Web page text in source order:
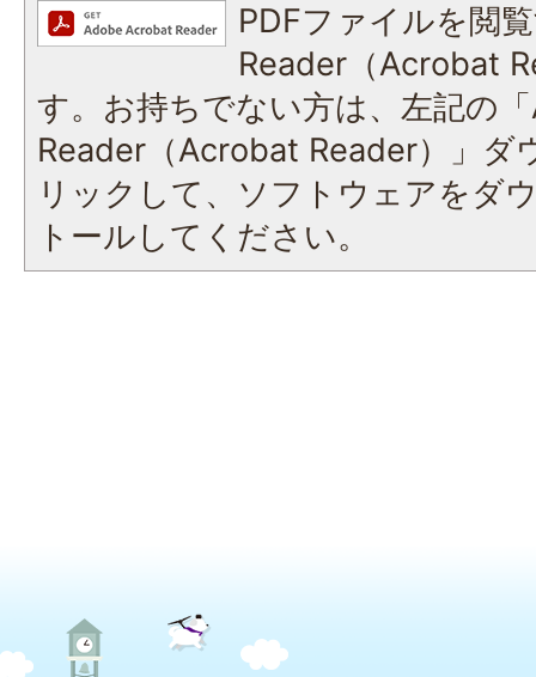
PDFファイルを閲
Reader（Acrobat
す。お持ちでない方は、左記の
Reader（Acrobat Reader）」ダ
リックして、ソフトウェアをダ
トールしてください。